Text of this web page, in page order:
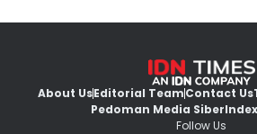
About UsEditorial TeamContact Us
Pedoman Media Siber
Follow Us